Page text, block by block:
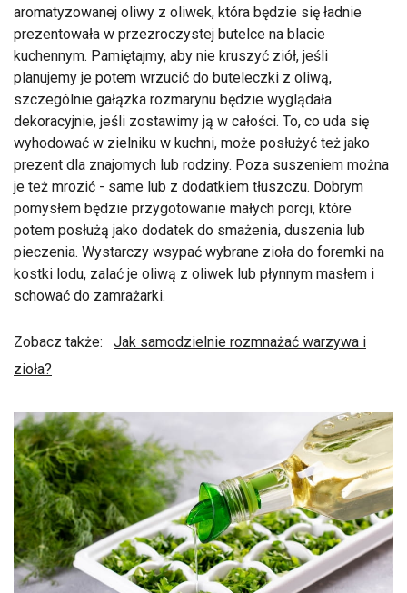
aromatyzowanej oliwy z oliwek, która będzie się ładnie
prezentowała w przezroczystej butelce na blacie
kuchennym. Pamiętajmy, aby nie kruszyć ziół, jeśli
planujemy je potem wrzucić do buteleczki z oliwą,
szczególnie gałązka rozmarynu będzie wyglądała
dekoracyjnie, jeśli zostawimy ją w całości. To, co uda się
wyhodować w zielniku w kuchni, może posłużyć też jako
prezent dla znajomych lub rodziny. Poza suszeniem można
je też mrozić - same lub z dodatkiem tłuszczu. Dobrym
pomysłem będzie przygotowanie małych porcji, które
potem posłużą jako dodatek do smażenia, duszenia lub
pieczenia. Wystarczy wsypać wybrane zioła do foremki na
kostki lodu, zalać je oliwą z oliwek lub płynnym masłem i
schować do zamrażarki.
Zobacz także: Jak samodzielnie rozmnażać warzywa i
zioła?